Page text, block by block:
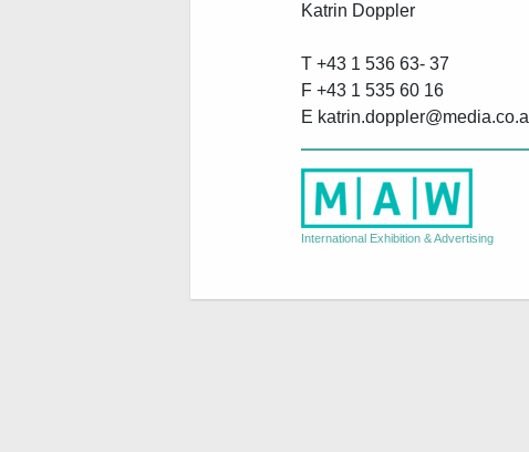
Katrin Doppler
T +43 1 536 63- 37
F +43 1 535 60 16
E katrin dopp r dia co a
International Exhibition & Advertising